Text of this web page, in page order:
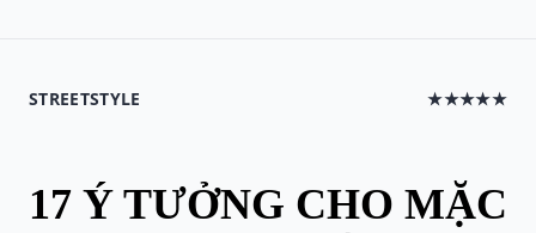
STREETSTYLE ★★★★★
17 Ý TƯỞNG CHO MẶC